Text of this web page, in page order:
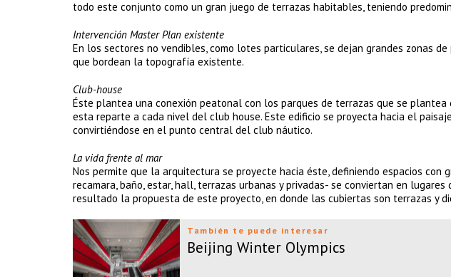
todo este conjunto como un gran juego de terrazas habitables, teniendo
Intervención Master Plan existente
En los sectores no vendibles, como lotes particulares, se dejan grandes zonas
que bordean la topografía existente.
Club-house
Éste plantea una conexión peatonal con los parques de terrazas que se plantea
esta reparte a cada nivel del club house. Este edificio se proyecta hacia el
convirtiéndose en el punto central del club náutico.
La vida frente al mar
Nos permite que la arquitectura se proyecte hacia éste, definiendo espacios con
recamara, baño, estar, hall, terrazas urbanas y privadas- se conviertan en
resultado la propuesta de este proyecto, en donde las cubiertas son terrazas y
También te puede interesar
Beijing Winter Olympics